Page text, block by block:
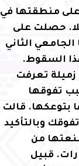
على منطقتها في
حصلت على
الثاني
السقوط.
زميلة تعرفت
تفوقها
بتوعكها. قالت
وبالتأكيد
من
قبيل